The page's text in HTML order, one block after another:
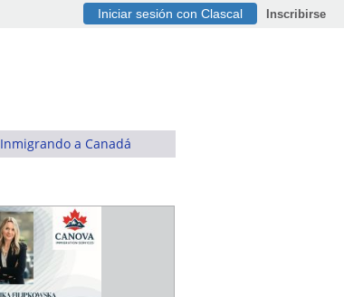
Iniciar sesión con Clascal Inscribirse
Inmigrando a Canadá